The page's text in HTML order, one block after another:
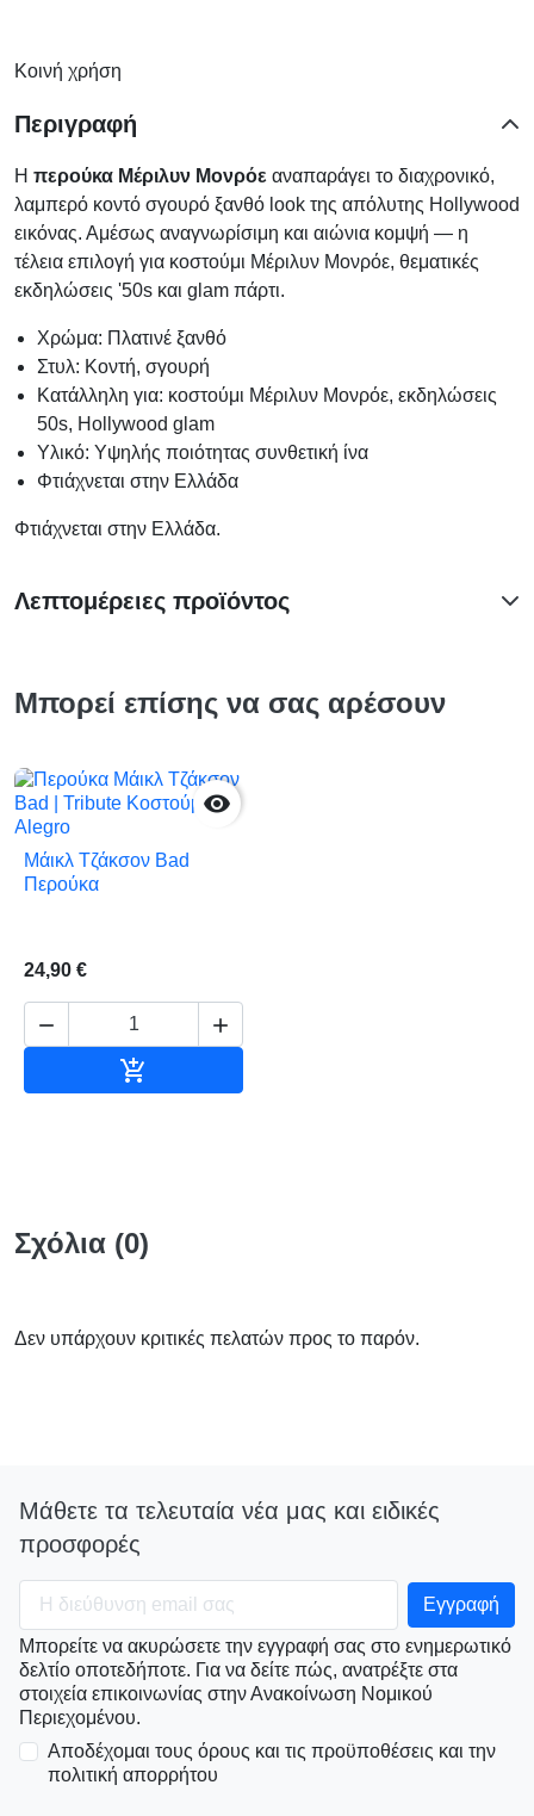
Κοινή χρήση
Περιγραφή
Η περούκα Μέριλυν Μονρόε αναπαράγει το διαχρονικό,
λαμπερό κοντό σγουρό ξανθό look της απόλυτης Hollywood
εικόνας. Αμέσως αναγνωρίσιμη και αιώνια κομψή — η
τέλεια επιλογή για κοστούμι Μέριλυν Μονρόε, θεματικές
εκδηλώσεις '50s και glam πάρτι.
Χρώμα: Πλατινέ ξανθό
Στυλ: Κοντή, σγουρή
Κατάλληλη για: κοστούμι Μέριλυν Μονρόε, εκδηλώσεις
50s, Hollywood glam
Υλικό: Υψηλής ποιότητας συνθετική ίνα
Φτιάχνεται στην Ελλάδα
Φτιάχνεται στην Ελλάδα.
Λεπτομέρειες προϊόντος
Μπορεί επίσης να σας αρέσουν

Μάικλ Τζάκσον Bad
Περούκα
24,90 €
 

Σχόλια (0)
Δεν υπάρχουν κριτικές πελατών προς το παρόν.
Μάθετε τα τελευταία νέα μας και ειδικές
προσφορές
Μπορείτε να ακυρώσετε την εγγραφή σας στο ενημερωτικό
δελτίο οποτεδήποτε. Για να δείτε πώς, ανατρέξτε στα
στοιχεία επικοινωνίας στην Ανακοίνωση Νομικού
Περιεχομένου.
Αποδέχομαι τους όρους και τις προϋποθέσεις και την
πολιτική απορρήτου